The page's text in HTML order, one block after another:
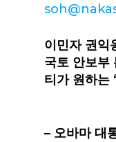
이민자 권익
국토 안보부
티가 원하는
– 오바마 대